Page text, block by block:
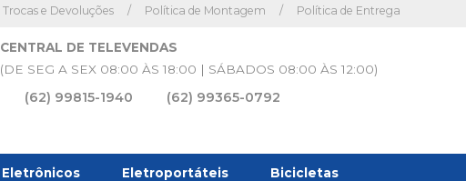
Política de Entrega
/
Política de Montagem
/
Trocas e Devoluções
CENTRAL DE TELEVENDAS
(DE SEG A SEX 08:00 ÀS 18:00 | SÁBADOS 08:00 ÀS 12:00)
(62) 99815-1940 (62) 99365-0792
Eletrônicos Eletroportáteis Bicicletas